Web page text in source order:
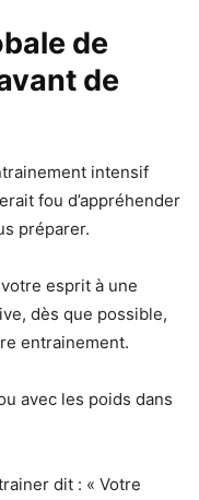
de
de
intensif
fou d’appréhender
préparer.
esprit à une
dès que possible,
entrainement.
avec les poids dans
dit : « Votre